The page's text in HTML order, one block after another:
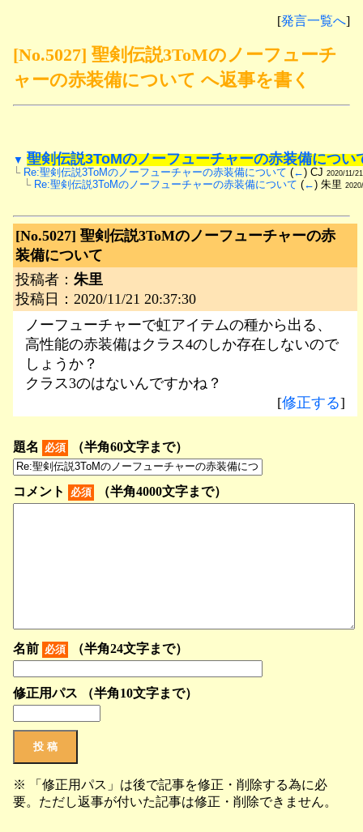
[発言一覧へ]
[No.5027] 聖剣伝説3ToMのノーフューチ
ャーの赤装備について へ返事を書く
▼ 聖剣伝説3ToMのノーフューチャーの赤装備につい
└ Re:聖剣伝説3ToMのノーフューチャーの赤装備について (←) CJ 2020/11/
└ Re:聖剣伝説3ToMのノーフューチャーの赤装備について (←) 朱里
[No.5027] 聖剣伝説3ToMのノーフューチャーの赤
装備について
投稿者： 朱里
投稿日：2020/11/21 20:37:30
ノーフューチャーで虹アイテムの種から出る、
高性能の赤装備はクラス4のしか存在しないので
しょうか？
クラス3のはないんですかね？
[修正する]
題名 必須 （半角60文字まで）
コメント 必須 （半角4000文字まで）
名前 必須 （半角24文字まで）
修正用パス （半角10文字まで）
※ 「修正用パス」は後で記事を修正・削除する為に必
要。ただし返事が付いた記事は修正・削除できません。